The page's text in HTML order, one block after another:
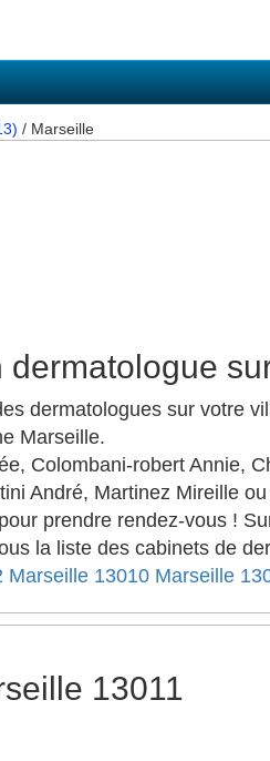
/ Marseille
dermatologues sur votre
Marseille.
Colombani-robert Annie,
André, Martinez Mireille
prendre rendez-vous !
la liste des cabinets de
Marseille 13010 Marseille
13011